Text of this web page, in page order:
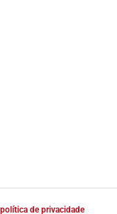
de privacidade